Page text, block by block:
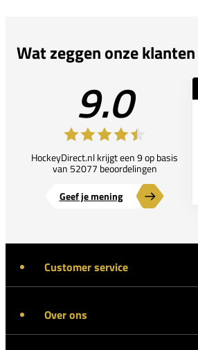
Wat zeggen onze klanten
9.0
HockeyDirect.nl krijgt een 9 op basis
van 52077 beoordelingen
Geef je mening
Customer service
Over ons